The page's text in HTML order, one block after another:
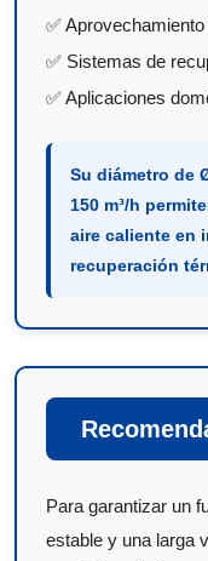
✅
✅ Sistemas de
✅ Aplicaciones
Su diámetro de
150 m³/h
aire caliente en
recuperación
Para garantizar un
estable y una larga